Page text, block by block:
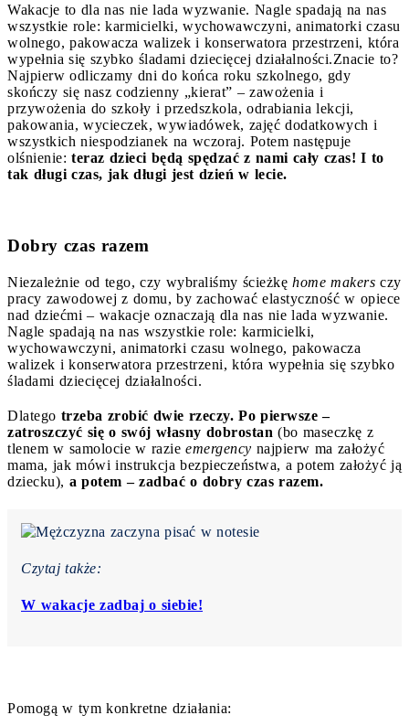
Wakacje to dla nas nie lada wyzwanie. Nagle spadają na nas
wszystkie role: karmicielki, wychowawczyni, animatorki czasu
wolnego, pakowacza walizek i konserwatora przestrzeni, która
wypełnia się szybko śladami dziecięcej działalności.Znacie to?
Najpierw odliczamy dni do końca roku szkolnego, gdy
skończy się nasz codzienny „kierat” – zawożenia i
przywożenia do szkoły i przedszkola, odrabiania lekcji,
pakowania, wycieczek, wywiadówek, zajęć dodatkowych i
wszystkich niespodzianek na wczoraj. Potem następuje
olśnienie: teraz dzieci będą spędzać z nami cały czas! I to
tak długi czas, jak długi jest dzień w lecie.
Dobry czas razem
Niezależnie od tego, czy wybraliśmy ścieżkę home makers czy
pracy zawodowej z domu, by zachować elastyczność w opiece
nad dziećmi – wakacje oznaczają dla nas nie lada wyzwanie.
Nagle spadają na nas wszystkie role: karmicielki,
wychowawczyni, animatorki czasu wolnego, pakowacza
walizek i konserwatora przestrzeni, która wypełnia się szybko
śladami dziecięcej działalności.
Dlatego trzeba zrobić dwie rzeczy. Po pierwsze –
zatroszczyć się o swój własny dobrostan (bo maseczkę z
tlenem w samolocie w razie emergency najpierw ma założyć
mama, jak mówi instrukcja bezpieczeństwa, a potem założyć ją
dziecku), a potem – zadbać o dobry czas razem.
Czytaj także:
W wakacje zadbaj o siebie!
Pomogą w tym konkretne działania: